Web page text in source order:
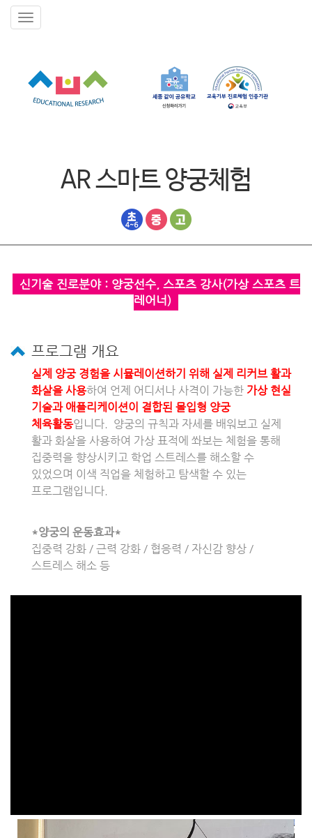
AR 스마트 양궁체험
신기술 진로분야 : 양궁선수, 스포츠 강사(가상 스포츠 트
레어너)
프로그램 개요
실제 양궁 경험을 시뮬레이션하기 위해 실제 리커브 활과
화살을 사용하여 언제 어디서나 사격이 가능한 가상 현실
기술과 애플리케이션이 결합된 몰입형 양궁
체육활동입니다. 양궁의 규칙과 자세를 배워보고 실제
활과 화살을 사용하여 가상 표적에 쏴보는 체험을 통해
집중력을 향상시키고 학업 스트레스를 해소할 수
있었으며 이색 직업을 체험하고 탐색할 수 있는
프로그램입니다.
*양궁의 운동효과*
집중력 강화 / 근력 강화 / 협응력 / 자신감 향상 /
스트레스 해소 등